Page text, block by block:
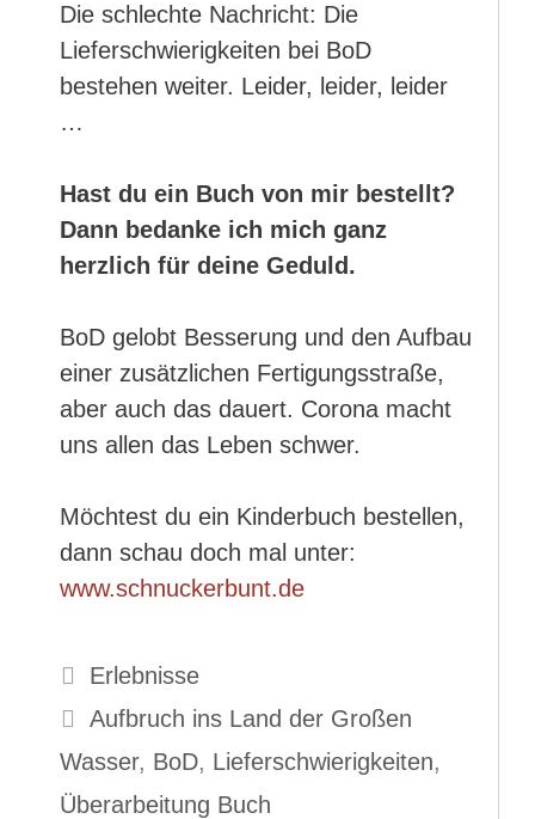
Die schlechte Nachricht: Die
Lieferschwierigkeiten bei BoD
bestehen weiter. Leider, leider, leider
…
Hast du ein Buch von mir bestellt?
Dann bedanke ich mich ganz
herzlich für deine Geduld.
BoD gelobt Besserung und den Aufbau
einer zusätzlichen Fertigungsstraße,
aber auch das dauert. Corona macht
uns allen das Leben schwer.
Möchtest du ein Kinderbuch bestellen,
dann schau doch mal unter:
www.schnuckerbunt.de
Kategorien
Erlebnisse
Schlagwörter
Aufbruch ins Land der Großen
Wasser, BoD, Lieferschwierigkeiten,
Überarbeitung Buch